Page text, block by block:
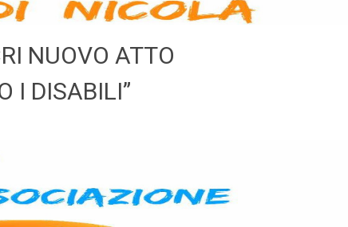
NUOVO ATTO
I DISABILI”